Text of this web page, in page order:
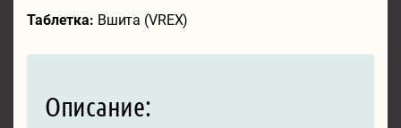
Таблетка: Вшита (VREX)
Описание: